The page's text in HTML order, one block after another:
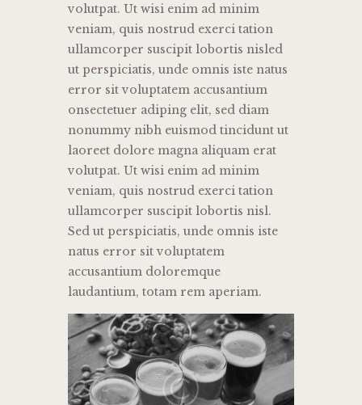
volutpat. Ut wisi enim ad minim
veniam, quis nostrud exerci tation
ullamcorper suscipit lobortis nisled
ut perspiciatis, unde omnis iste natus
error sit voluptatem accusantium
onsectetuer adiping elit, sed diam
nonummy nibh euismod tincidunt ut
laoreet dolore magna aliquam erat
volutpat. Ut wisi enim ad minim
veniam, quis nostrud exerci tation
ullamcorper suscipit lobortis nisl.
Sed ut perspiciatis, unde omnis iste
natus error sit voluptatem
accusantium doloremque
laudantium, totam rem aperiam.